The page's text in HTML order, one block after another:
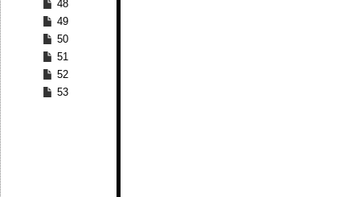
48
49
50
51
52
53